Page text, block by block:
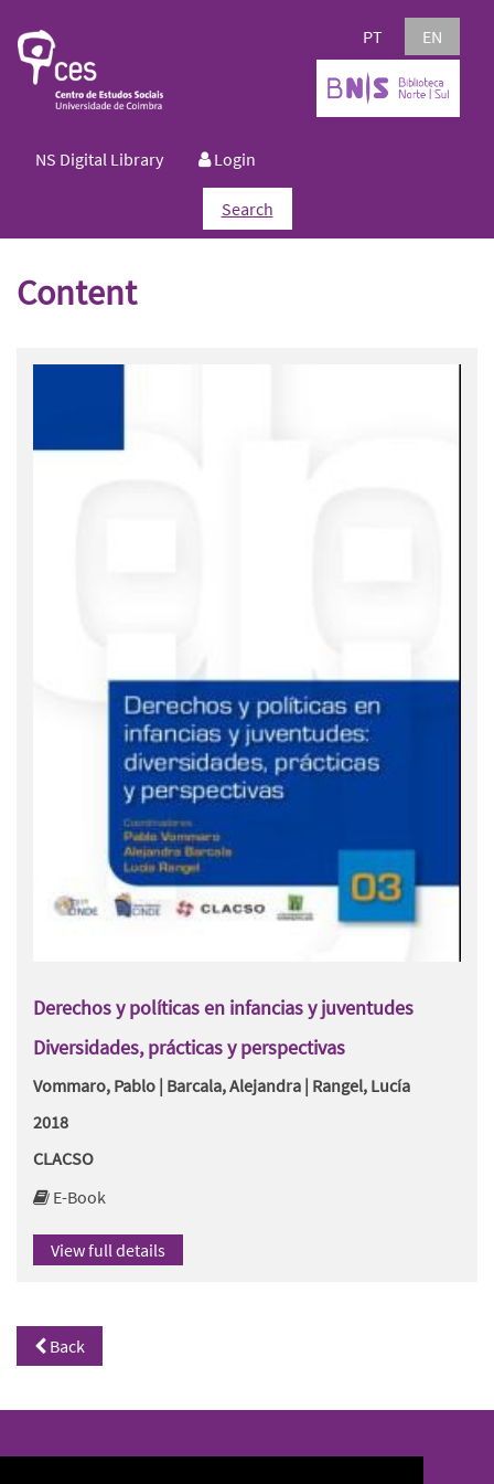
PT EN
NS Digital Library Login
Search
Content
Derechos y políticas en infancias y juventudes
Diversidades, prácticas y perspectivas
Vommaro, Pablo | Barcala, Alejandra | Rangel, Lucía
2018
CLACSO
E-Book
View full details
Back